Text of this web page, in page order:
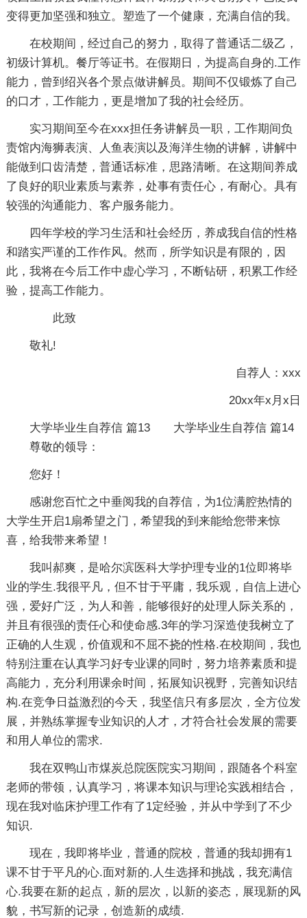
变得更加坚强和独立。塑造了一个健康，充满自信的我。
在校期间，经过自己的努力，取得了普通话二级乙，
初级计算机。餐厅等证书。在假期日，为提高自身的.工作
能力，曾到绍兴各个景点做讲解员。期间不仅锻炼了自己
的口才，工作能力，更是增加了我的社会经历。
实习期间至今在xxx担任务讲解员一职，工作期间负
责馆内海狮表演、人鱼表演以及海洋生物的讲解，讲解中
能做到口齿清楚，普通话标准，思路清晰。在这期间养成
了良好的职业素质与素养，处事有责任心，有耐心。具有
较强的沟通能力、客户服务能力。
四年学校的学习生活和社会经历，养成我自信的性格
和踏实严谨的工作作风。然而，所学知识是有限的，因
此，我将在今后工作中虚心学习，不断钻研，积累工作经
验，提高工作能力。
此致
敬礼!
自荐人：xxx
20xx年x月x日
大学毕业生自荐信 篇13
尊敬的领导：
您好！
感谢您百忙之中垂阅我的自荐信，为1位满腔热情的
大学生开启1扇希望之门，希望我的到来能给您带来惊
喜，给我带来希望！
我叫郝爽，是哈尔滨医科大学护理专业的1位即将毕
业的学生.我很平凡，但不甘于平庸，我乐观，自信上进心
强，爱好广泛，为人和善，能够很好的处理人际关系的，
并且有很强的责任心和使命感.3年的学习深造使我树立了
正确的人生观，价值观和不屈不挠的性格.在校期间，我也
特别注重在认真学习好专业课的同时，努力培养素质和提
高能力，充分利用课余时间，拓展知识视野，完善知识结
构.在竞争日益激烈的今天，我坚信只有多层次，全方位发
展，并熟练掌握专业知识的人才，才符合社会发展的需要
和用人单位的需求.
我在双鸭山市煤炭总院医院实习期间，跟随各个科室
老师的带领，认真学习，将课本知识与理论实践相结合，
现在我对临床护理工作有了1定经验，并从中学到了不少
知识.
现在，我即将毕业，普通的院校，普通的我却拥有1
课不甘于平凡的心.面对新的.人生选择和挑战，我充满信
心.我要在新的起点，新的层次，以新的姿态，展现新的风
貌，书写新的记录，创造新的成绩.
大学毕业生自荐信 篇14